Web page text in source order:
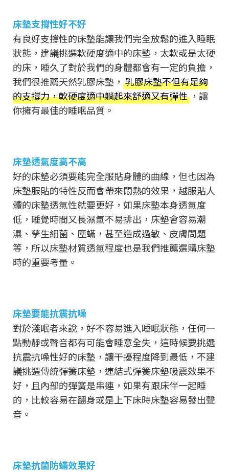
床墊支撐性好不好
有良好支撐性的床墊能讓我們完全放鬆的進入睡眠
狀態，建議挑選軟硬度適中的床墊，太軟或是太硬
的床，睡久了對於我們的身體都會有一定的負擔，
我們很推薦天然乳膠床墊， 乳膠床墊不但有足夠
的支撐力，軟硬度適中躺起來舒適又有彈性，讓
你擁有最佳的睡眠品質。
床墊透氣度高不高
好的床墊必須要能完全服貼身體的曲線，但也因為
床墊服貼的特性反而會帶來悶熱的效果，越服貼人
體的床墊透氣性就要更好，如果床墊本身透氣度
低，睡覺時間又長濕氣不易排出，床墊會容易潮
濕、孳生細菌、塵蟎，甚至造成過敏、皮膚問題
等，所以床墊材質透氣程度也是我們推薦選購床墊
時的重要考量。
床墊要能抗震抗噪
對於淺眠者來說，好不容易進入睡眠狀態，任何一
點動靜或聲音都有可能會睡意全失，這時候要挑選
抗震抗噪性好的床墊，讓干擾程度降到最低，不建
議挑選傳統彈簧床墊，連結式彈簧床墊吸震效果不
好，且內部的彈簧是串連，如果有跟床伴一起睡
的，比較容易在翻身或是上下床時床墊容易發出聲
音。
床墊抗菌防蟎效果好